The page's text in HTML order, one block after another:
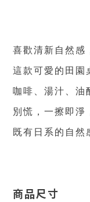
喜歡清新自然感
這款可愛的田園
咖啡 、湯汁 、
別慌，一擦即淨
既有日系的自然
商品尺寸